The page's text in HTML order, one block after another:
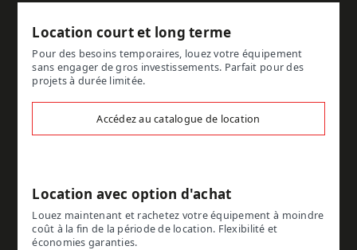
Location court et long terme
Pour des besoins temporaires, louez votre équipement
sans engager de gros investissements. Parfait pour des
projets à durée limitée.
Accédez au catalogue de location
Location avec option d'achat
Louez maintenant et rachetez votre équipement à moindre
coût à la fin de la période de location. Flexibilité et
économies garanties.